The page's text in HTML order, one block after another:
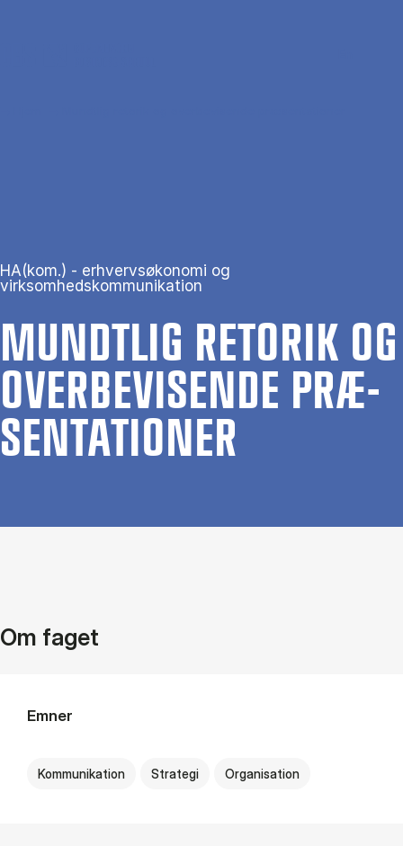
HA(kom.) - erhvervsøkonomi og
virksomhedskommunikation
MUNDT­LIG RE­TO­RIK OG
OVER­BE­VI­SEN­DE PRÆ­
SEN­TA­TIO­NER
Om faget
Emner
Kommunikation Strategi Organisation